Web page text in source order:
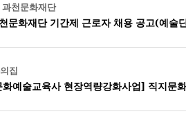
천문화재단
문화재단 기간제 근로자 채용 공고(예술
집
예술교육사 현장역량강화사업] 직지문